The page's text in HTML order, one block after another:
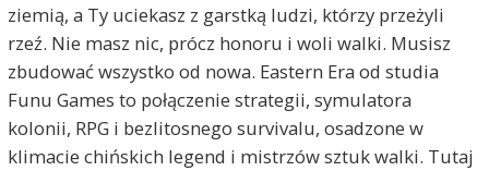
ziemią, a Ty uciekasz z garstką ludzi, którzy przeżyli
rzeź. Nie masz nic, prócz honoru i woli walki. Musisz
zbudować wszystko od nowa. Eastern Era od studia
Funu Games to połączenie strategii, symulatora
kolonii, RPG i bezlitosnego survivalu, osadzone w
klimacie chińskich legend i mistrzów sztuk walki. Tutaj